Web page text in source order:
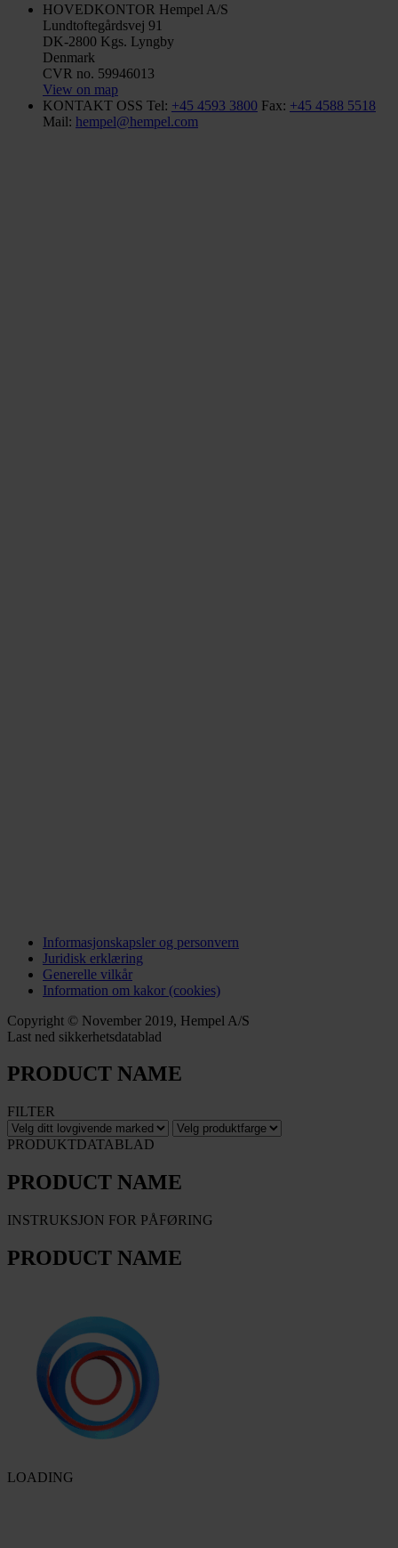
HOVEDKONTOR Hempel A/S
Lundtoftegårdsvej 91
DK-2800 Kgs. Lyngby
Denmark
CVR no. 59946013
View on map
KONTAKT OSS Tel: +45 4593 3800 Fax: +45 4588 5518
Mail: hempel@hempel.com
Informasjonskapsler og personvern
Juridisk erklæring
Generelle vilkår
Information om kakor (cookies)
Copyright © November 2019, Hempel A/S
Last ned sikkerhetsdatablad
PRODUCT NAME
FILTER
PRODUKTDATABLAD
PRODUCT NAME
INSTRUKSJON FOR PÅFØRING
PRODUCT NAME
LOADING